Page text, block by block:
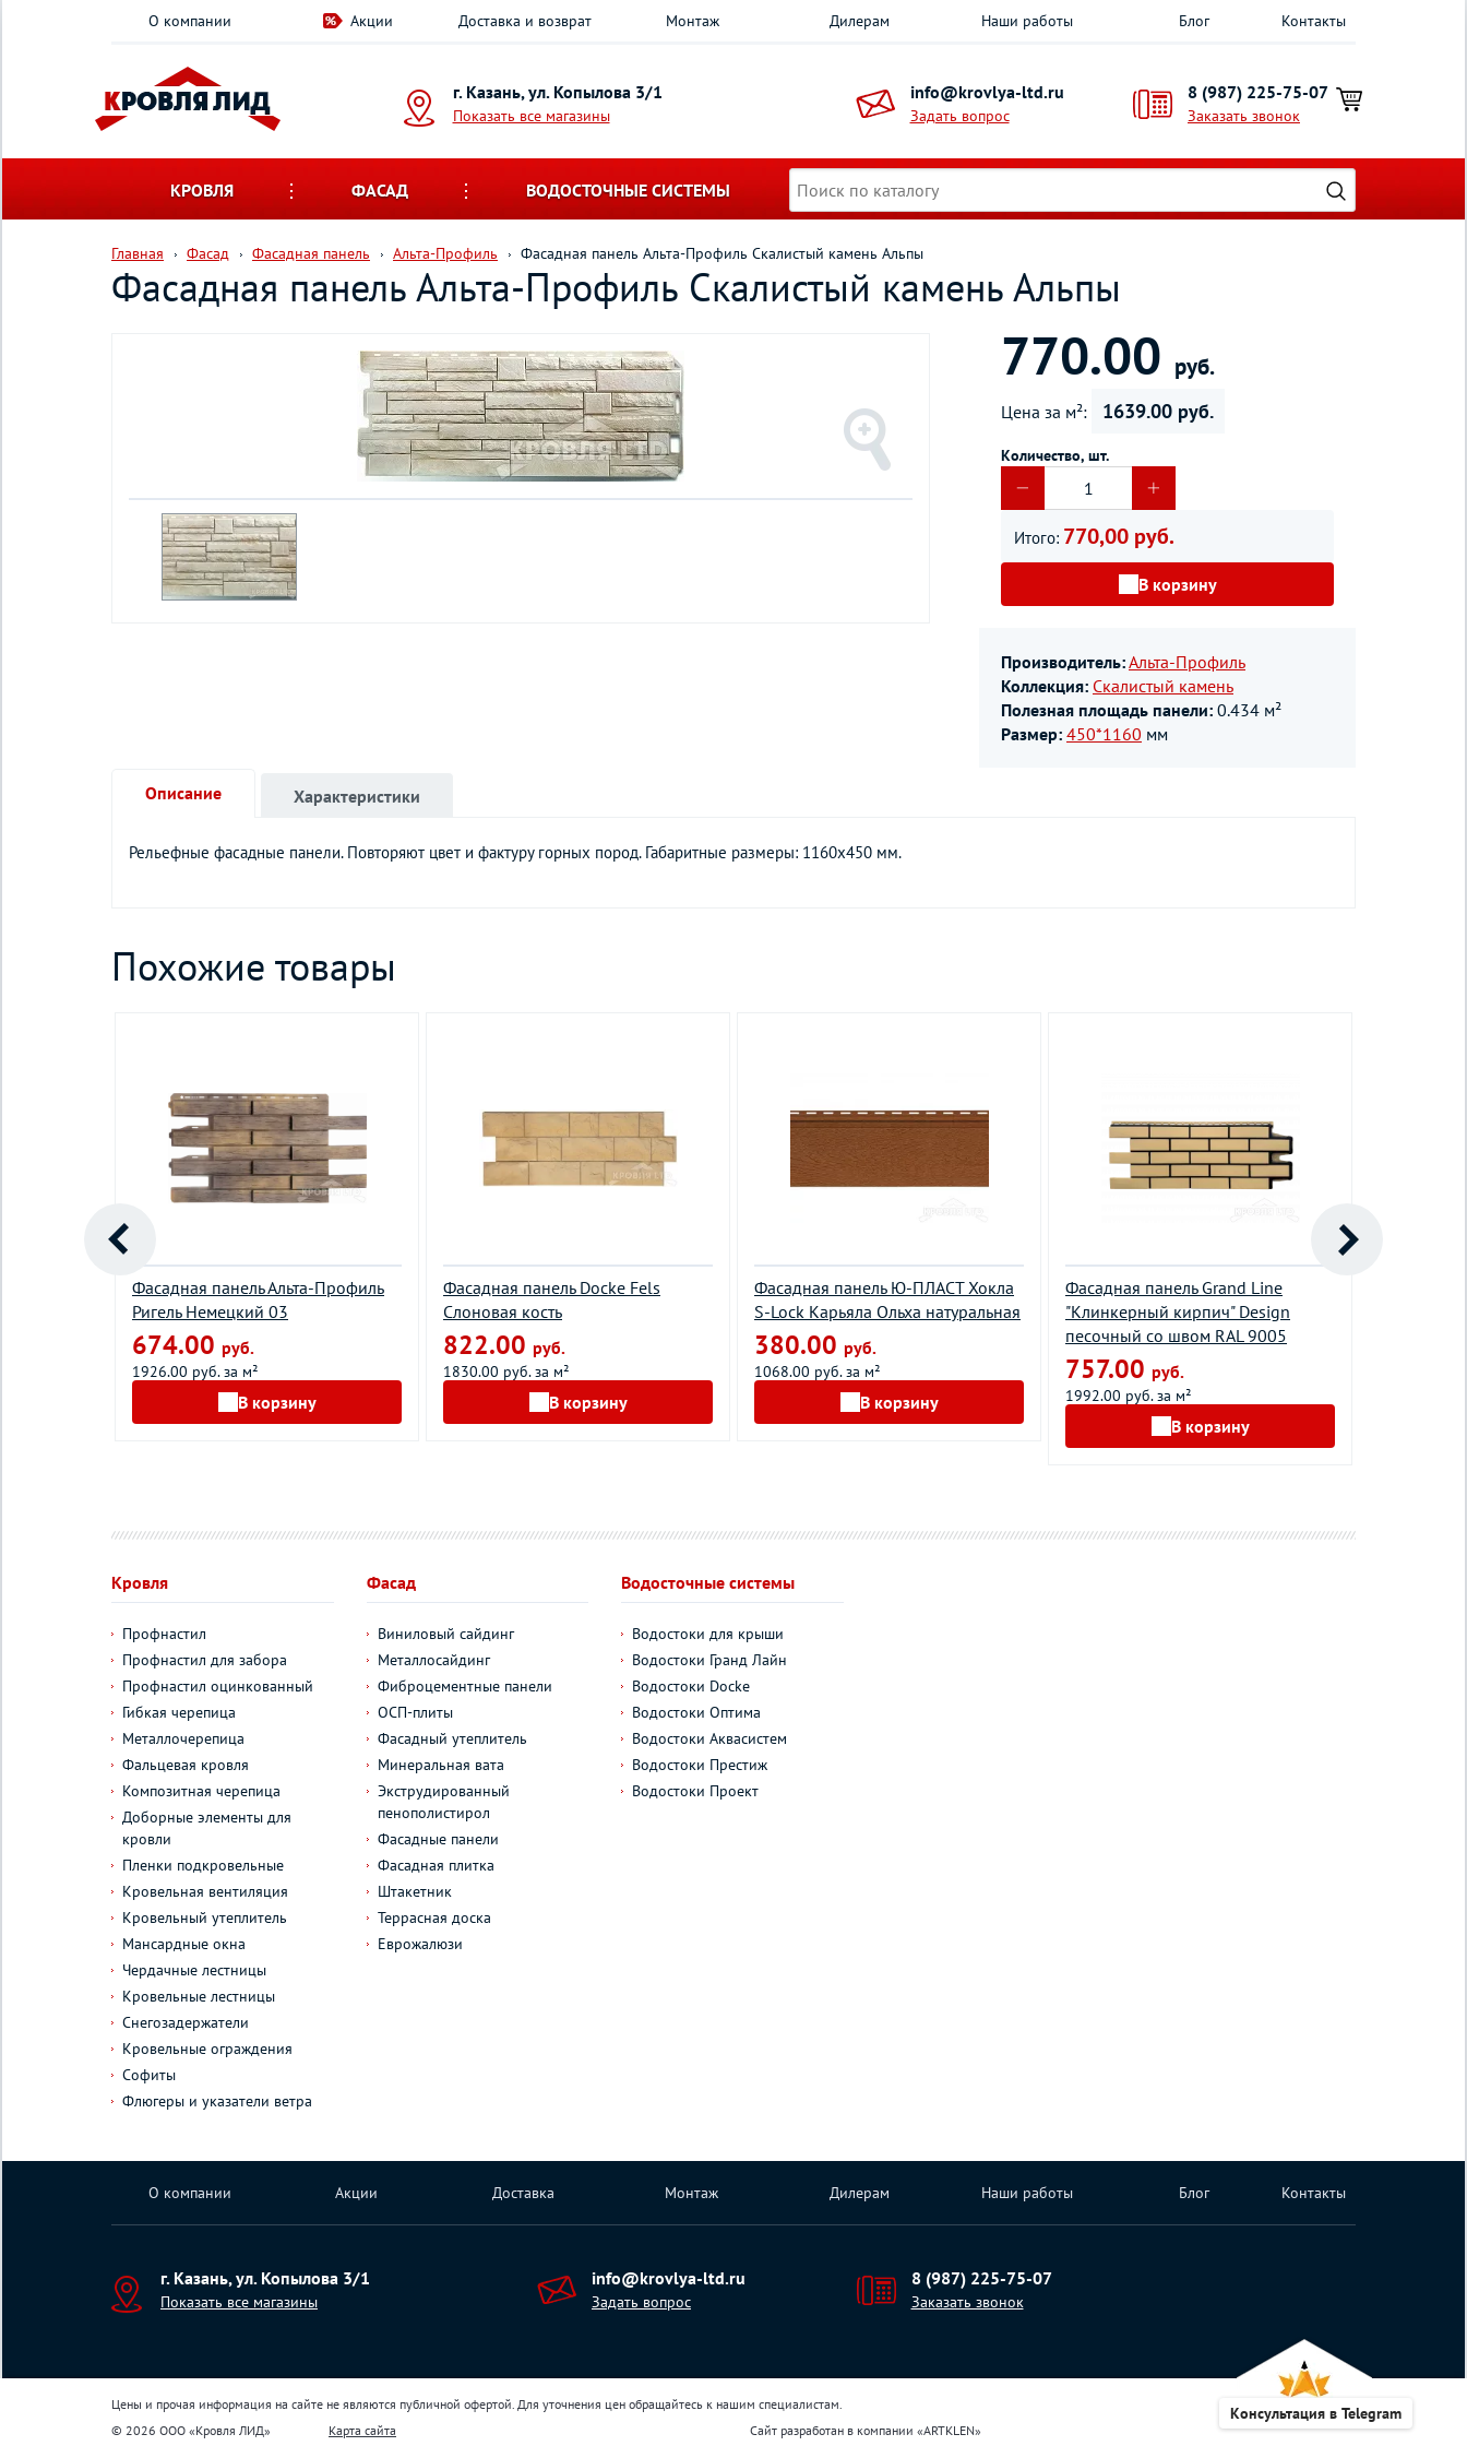
О компании Акции Доставка и возврат Монтаж Дилерам Наши работы Блог Контакты
г. Казань, ул. Копылова 3/1
Показать все магазины
info@krovlya-ltd.ru
Задать вопрос
8 (987) 225-75-07
Заказать звонок
КРОВЛЯ ФАСАД ВОДОСТОЧНЫЕ СИСТЕМЫ
Главная Фасад Фасадная панель Альта-Профиль Фасадная панель Альта-Профиль Скалистый камень Альпы
Фасадная панель Альта-Профиль Скалистый камень Альпы
770.00 руб.
Цена за м²: 1639.00 руб.
Количество, шт.
Итого: 770,00 руб.
В корзину
Производитель:Альта-Профиль
Коллекция: Скалистый камень
Полезная площадь панели: 0.434 м²
Размер: 450*1160 мм
Описание
Рельефные фасадные панели. Повторяют цвет и фактуру горных пород. Габаритные размеры: 1160х450 мм.
Характеристики
Похожие товары
Фасадная панель Альта-Профиль
Ригель Немецкий 03
674.00 руб.
1926.00 руб. за м²
В корзину
Фасадная панель Docke Fels
Слоновая кость
822.00 руб.
1830.00 руб. за м²
В корзину
Фасадная панель Ю-ПЛАСТ Хокла
S-Lock Карьяла Ольха натуральная
380.00 руб.
1068.00 руб. за м²
В корзину
Фасадная панель Grand Line
"Клинкерный кирпич" Design
песочный со швом RAL 9005
757.00 руб.
1992.00 руб. за м²
В корзину
Кровля
Профнастил
Профнастил для забора
Профнастил оцинкованный
Гибкая черепица
Металлочерепица
Фальцевая кровля
Композитная черепица
Доборные элементы для
кровли
Пленки подкровельные
Кровельная вентиляция
Кровельный утеплитель
Мансардные окна
Чердачные лестницы
Кровельные лестницы
Снегозадержатели
Кровельные ограждения
Софиты
Флюгеры и указатели ветра
Фасад
Виниловый сайдинг
Металлосайдинг
Фиброцементные панели
ОСП-плиты
Фасадный утеплитель
Минеральная вата
Экструдированный
пенополистирол
Фасадные панели
Фасадная плитка
Штакетник
Террасная доска
Еврожалюзи
Водосточные системы
Водостоки для крыши
Водостоки Гранд Лайн
Водостоки Docke
Водостоки Оптима
Водостоки Аквасистем
Водостоки Престиж
Водостоки Проект
О компании Акции Доставка Монтаж Дилерам Наши работы Блог Контакты
г. Казань, ул. Копылова 3/1
Показать все магазины
info@krovlya-ltd.ru
Задать вопрос
8 (987) 225-75-07
Заказать звонок
Цены и прочая информация на сайте не являются публичной офертой. Для уточнения цен обращайтесь к нашим специалистам.
© 2026 ООО «Кровля ЛИД»
Карта сайта Сайт разработан в компании «ARTKLEN»
Консультация в Telegram